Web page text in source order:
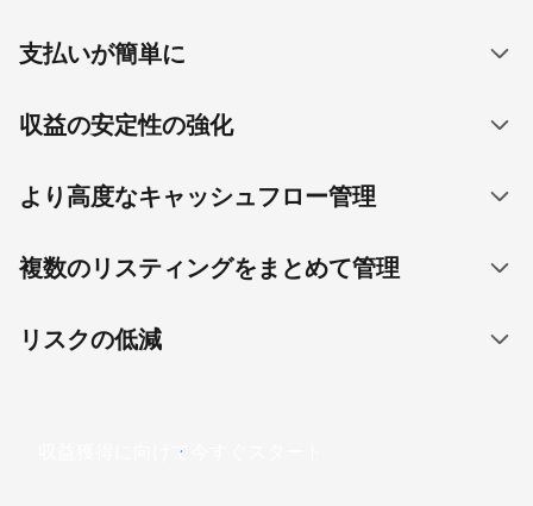
支払いが簡単に
収益の安定性の強化
より高度なキャッシュフロー管理
複数のリスティングをまとめて管理
リスクの低減
収益獲得に向けて今すぐスタート